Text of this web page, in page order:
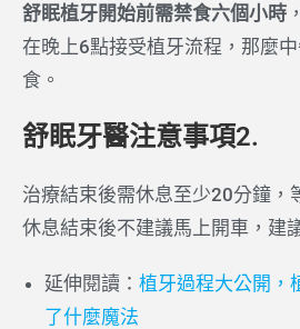
舒眠植牙開始前需禁食六個小時
在晚上6點接受植牙流程，那麼
食。
舒眠牙醫注意事項2.
治療結束後需休息至少20分鐘，
休息結束後不建議馬上開車，建
延伸閱讀： 植牙過程大公開，
了什麼魔法